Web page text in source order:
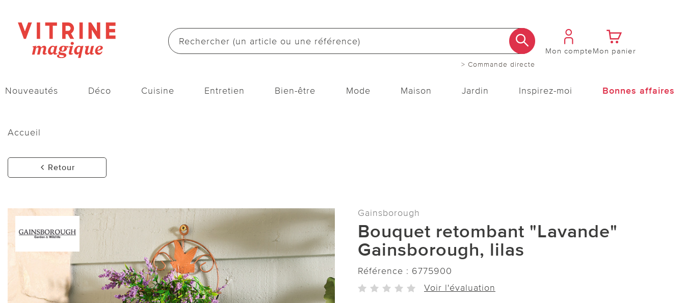
> Commande directe
Mon compteMon panier
Nouveautés Déco Cuisine Entretien Bien-être Mode Maison Jardin Inspirez-moi Bonnes affaires
Accueil
Retour
Gainsborough
Bouquet retombant "Lavande"
Gainsborough, lilas
Référence : 6775900
Voir l'évaluation